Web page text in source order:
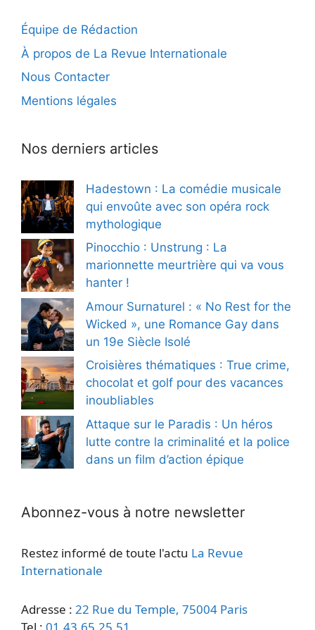
Équipe de Rédaction
À propos de La Revue Internationale
Nous Contacter
Mentions légales
Nos derniers articles
Hadestown : La comédie musicale
qui envoûte avec son opéra rock
mythologique
Pinocchio : Unstrung : La
marionnette meurtrière qui va vous
hanter !
Amour Surnaturel : « No Rest for the
Wicked », une Romance Gay dans
un 19e Siècle Isolé
Croisières thématiques : True crime,
chocolat et golf pour des vacances
inoubliables
Attaque sur le Paradis : Un héros
lutte contre la criminalité et la police
dans un film d’action épique
Abonnez-vous à notre newsletter
Restez informé de toute l'actu La Revue
Internationale
Adresse : 22 Rue du Temple, 75004 Paris
Tel : 01.43.65.25.51